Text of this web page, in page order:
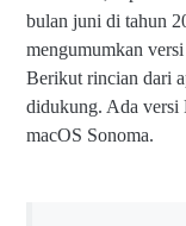
bulan juni di tahun
mengumumkan
Berikut rincian dari
didukung. Ada versi
macOS Sonoma.